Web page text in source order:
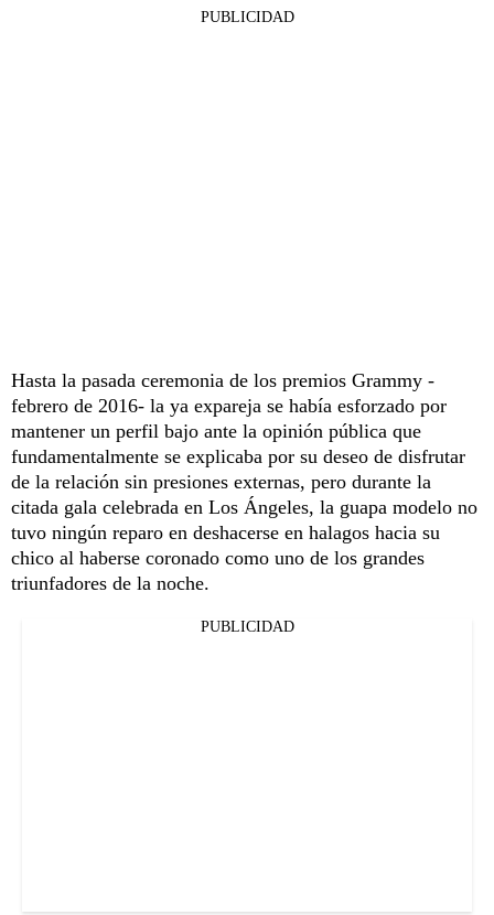
PUBLICIDAD
Hasta la pasada ceremonia de los premios Grammy -
febrero de 2016- la ya expareja se había esforzado por
mantener un perfil bajo ante la opinión pública que
fundamentalmente se explicaba por su deseo de disfrutar
de la relación sin presiones externas, pero durante la
citada gala celebrada en Los Ángeles, la guapa modelo no
tuvo ningún reparo en deshacerse en halagos hacia su
chico al haberse coronado como uno de los grandes
triunfadores de la noche.
PUBLICIDAD